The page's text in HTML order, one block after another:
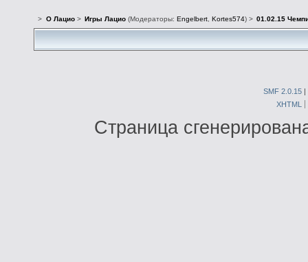
> О Лацио> Игры Лацио(Модераторы: Engelbert, Kortes574) > 01.02.15
SMF 2.0.15 |
XHTML
Страница